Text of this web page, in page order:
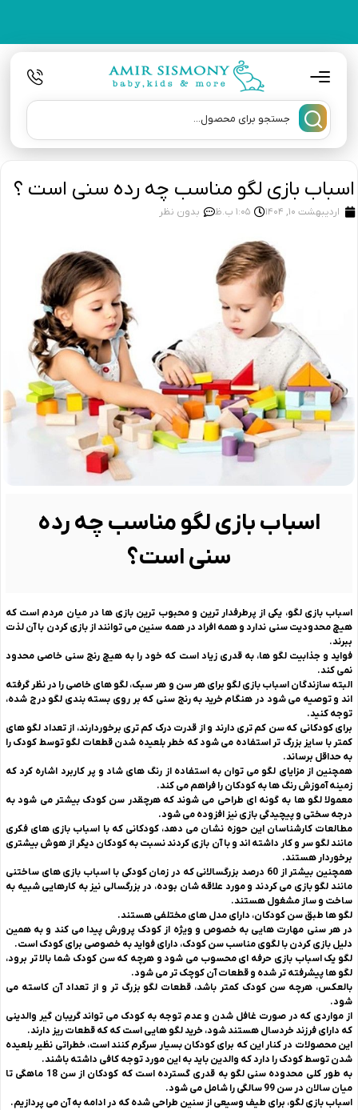
اسباب بازی لگو مناسب چه رده سنی است ؟
اردیبهشت 10, 1404 1:05 ب.ظ بدون نظر
اسباب بازی لگو مناسب چه رده
سنی است؟
اسباب بازی لگو، یکی از پرطرفدار ترین و محبوب ترین بازی ها در میان مردم است که
هیچ محدودیت سنی ندارد و همه افراد در همه سنین می توانند از بازی کردن با آن لذت
ببرند.
فواید و جذابیت لگو ها، به قدری زیاد است که خود را به هیچ رنج سنی خاصی محدود
نمی کند.
البته سازندگان اسباب بازی لگو برای هر سن و هر سبک، لگو های خاصی را در نظر گرفته
اند و توصیه می شود در هنگام خرید به رنج سنی که بر روی بسته بندی لگو درج شده،
توجه کنید.
برای کودکانی که سن کم تری دارند و از قدرت درک کم تری برخوردارند، از تعداد لگو های
کمتر با سایز بزرگ تر استفاده می شود که خطر بلعیده شدن قطعات لگو توسط کودک را
به حداقل برساند.
همچنین از مزایای لگو می توان به استفاده از رنگ های شاد و پر کاربرد اشاره کرد که
زمینه آموزش رنگ ها به کودکان را فراهم می کند.
معمولا لگو ها به گونه ای طراحی می شوند که هرچقدر سن کودک بیشتر می شود به
درجه سختی و پیچیدگی بازی نیز افزوده می شود.
مطالعات کارشناسان این حوزه نشان می دهد، کودکانی که با اسباب بازی های فکری
مانند لگو سر و کار داشته اند و با آن بازی کردند نسبت به کودکان دیگر از هوش بیشتری
برخوردار هستند.
همچنین بیشتر از 60 درصد بزرگسالانی که در زمان کودکی با اسباب بازی های ساختنی
مانند لگو بازی می کردند و مورد علاقه شان بوده، در بزرگسالی نیز به کارهایی شبیه به
ساخت و ساز مشغول هستند.
لگو ها طبق سن کودکان، دارای مدل های مختلفی هستند.
در هر سنی مهارت هایی به خصوص و ویژه از کودک پرورش پیدا می کند و به همین
دلیل بازی کردن با لگوی مناسب سن کودک، دارای فواید به خصوصی برای کودک است.
لگو یک اسباب بازی حرفه ای محسوب می شود و هرچه که سن کودک شما بالا تر برود،
لگو ها پیشرفته تر شده و قطعات آن کوچک تر می شود.
بالعکس، هرچه سن کودک کمتر باشد، قطعات لگو بزرگ تر و از تعداد آن کاسته می
شود.
از مواردی که در صورت غافل شدن و عدم توجه به کودک می تواند گریبان گیر والدینی
که دارای فرزند خردسال هستند شود، خرید لگو هایی است که که قطعات ریز دارند.
این محصولات در کنار این که برای کودکان بسیار سرگرم کنند است، خطراتی نظیر بلعیده
شدن توسط کودک را دارد که والدین باید به این مورد توجه کافی داشته باشند.
به طور کلی محدوده سنی لگو به قدری گسترده است که کودکان از سن 18 ماهگی تا
میان سالان در سن 99 سالگی را شامل می شود.
اسباب بازی لگو، برای طیف وسیعی از سنین طراحی شده که در ادامه به آن می پردازیم.